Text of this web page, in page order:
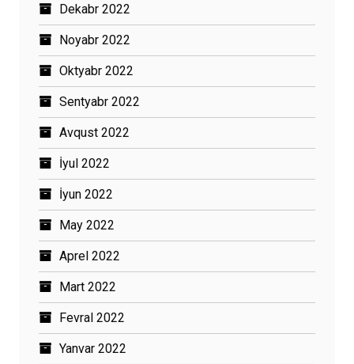
Dekabr 2022
Noyabr 2022
Oktyabr 2022
Sentyabr 2022
Avqust 2022
İyul 2022
İyun 2022
May 2022
Aprel 2022
Mart 2022
Fevral 2022
Yanvar 2022